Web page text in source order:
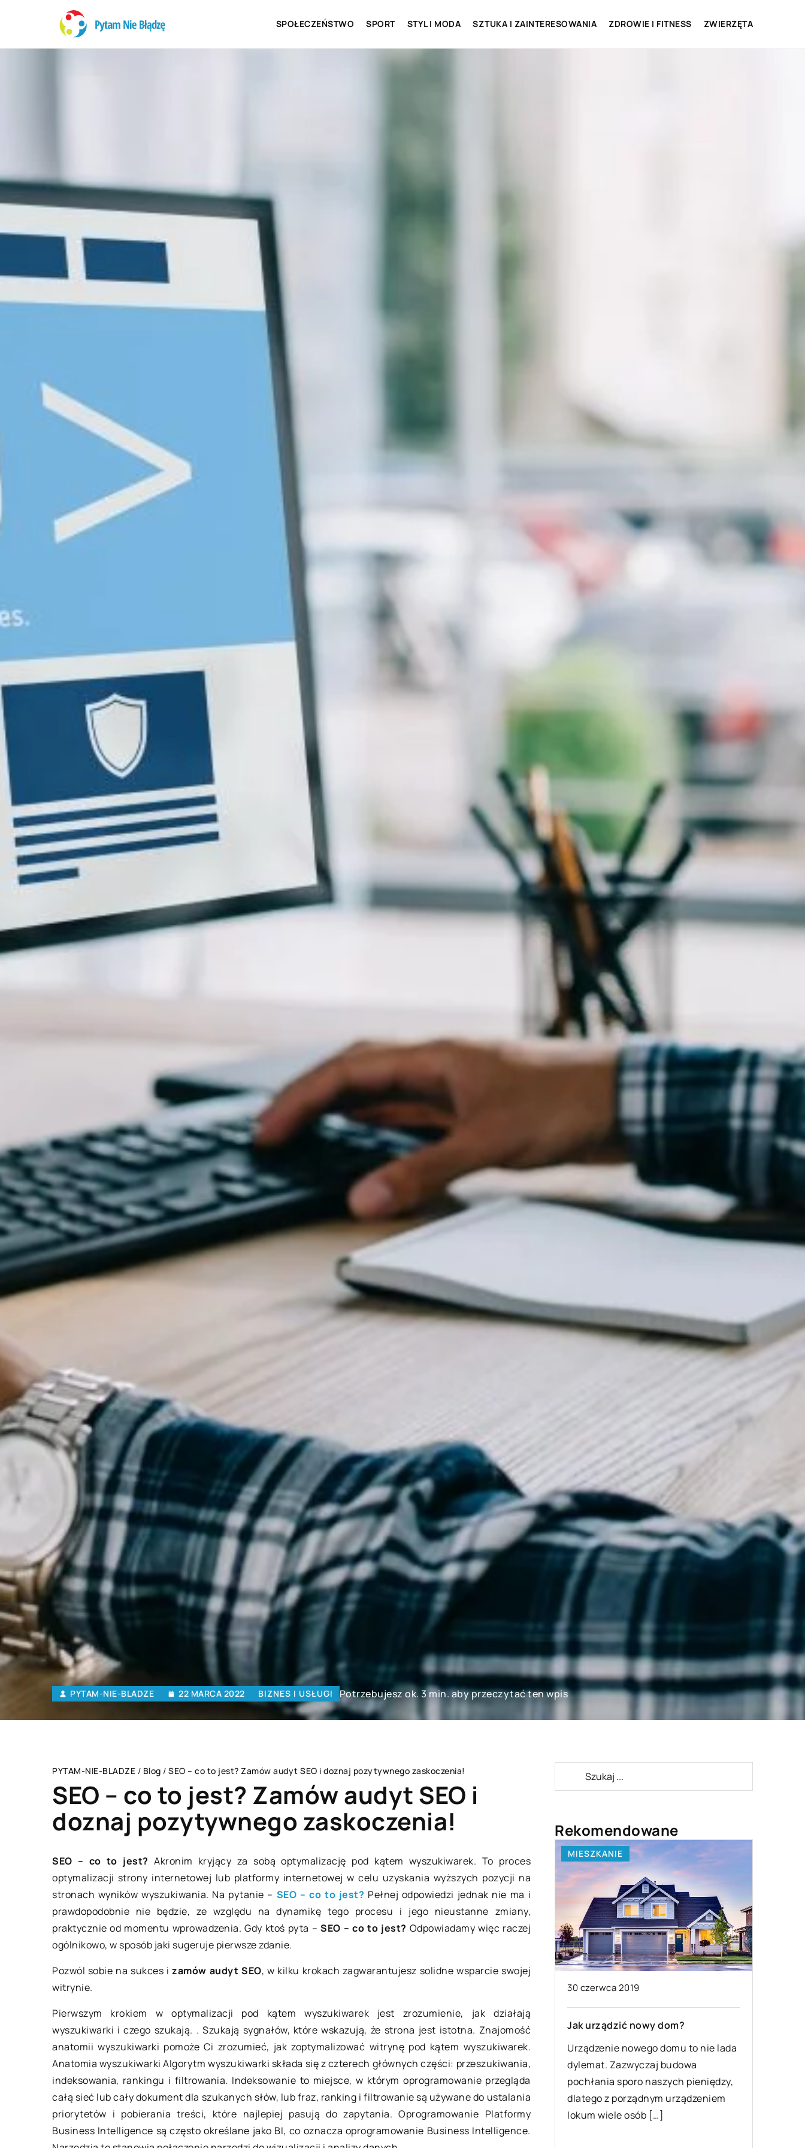
SPOŁECZEŃSTWO SPORT STYL I MODA SZTUKA I ZAINTERESOWANIA ZDROWIE I FITNESS ZWIERZĘTA
PYTAM-NIE-BLADZE 22 MARCA 2022 BIZNES I USŁUGI Potrzebujesz ok. 3 min. aby przeczytać ten wpis
PYTAM-NIE-BLADZE / Blog / SEO – co to jest? Zamów audyt SEO i doznaj pozytywnego zaskoczenia!
SEO – co to jest? Zamów audyt SEO i
doznaj pozytywnego zaskoczenia!
SEO – co to jest?Akronim kryjący za sobą optymalizację pod kątem wyszukiwarek. To proces
optymalizacji strony internetowej lub platformy internetowej w celu uzyskania wyższych pozycji na
stronach wyników wyszukiwania. Na pytanie – SEO – co to jest? Pełnej odpowiedzi jednak nie ma i
prawdopodobnie nie będzie, ze względu na dynamikę tego procesu i jego nieustanne zmiany,
praktycznie od momentu wprowadzenia. Gdy ktoś pyta –SEO – co to jest? Odpowiadamy więc raczej
ogólnikowo, w sposób jaki sugeruje pierwsze zdanie.
Pozwól sobie na sukces izamów audyt SEO, w kilku krokach zagwarantujesz solidne wsparcie swojej
witrynie.
Pierwszym krokiem w optymalizacji pod kątem wyszukiwarek jest zrozumienie, jak działają
wyszukiwarki i czego szukają. . Szukają sygnałów, które wskazują, że strona jest istotna. Znajomość
anatomii wyszukiwarki pomoże Ci zrozumieć, jak zoptymalizować witrynę pod kątem wyszukiwarek.
Anatomia wyszukiwarki Algorytm wyszukiwarki składa się z czterech głównych części: przeszukiwania,
indeksowania, rankingu i filtrowania. Indeksowanie to miejsce, w którym oprogramowanie przegląda
całą sieć lub cały dokument dla szukanych słów, lub fraz, ranking i filtrowanie są używane do ustalania
priorytetów i pobierania treści, które najlepiej pasują do zapytania. Oprogramowanie Platformy
Business Intelligence są często określane jako BI, co oznacza oprogramowanie Business Intelligence.
Rekomendowane
13 kwietnia 2022
Urządzenia do galwanizacji metali –
jak działają?
Jest wiele sposobów na ochronę
metali przed korozją i szkodliwym
wpływem czynników zewnętrznych.
Jednym z najskuteczniejszych
rozwiązań jest pokrycie danego […]
Jak oświetlić duże wnętrze?
Duże i wysokie wnętrza są
charakterystyczne dla
współczesnych aranżacji domowych.
Niestety w przypadku tego typu
pomieszczeń spore problemy sprawia
zazwyczaj […]
Jak urządzić nowy dom?
Urządzenie nowego domu to nie lada
dylemat. Zazwyczaj budowa
pochłania sporo naszych pieniędzy,
dlatego z porządnym urządzeniem
lokum wiele osób […]
TECHNOLOGIE
Urządzenia do galwanizacji metali
jak działają?
Jest wiele sposobów na ochronę
metali przed korozją i szkodliwym
wpływem czynników
Jednym z najskuteczniejszych